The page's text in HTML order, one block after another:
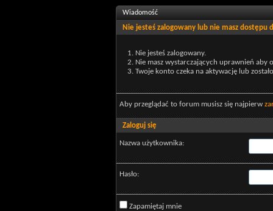
Wiadomość
Nie jesteś zalogowany lub nie masz
Nie jesteś zalogowany.
Nie masz wystarczających uprawnień aby
Twoje konto czeka na aktywację lub
Aby przeglądać to forum musisz się najpierw
Zaloguj się
Nazwa użytkownika:
Hasło:
Zapamiętaj mnie